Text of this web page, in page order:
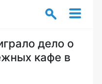
дело о
кафе в